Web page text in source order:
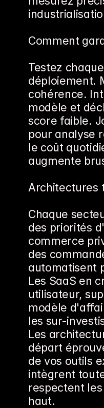
Comment
Testez
déploiement.
cohérence.
modèle et
score faible.
pour analyse
le coût
augmente
Architectures
Chaque
des priorités
commerce
des
automatisent
Les SaaS en
utilisateur,
modèle
les sur-
Les
départ
de vos outils
intègrent
respectent
haut.